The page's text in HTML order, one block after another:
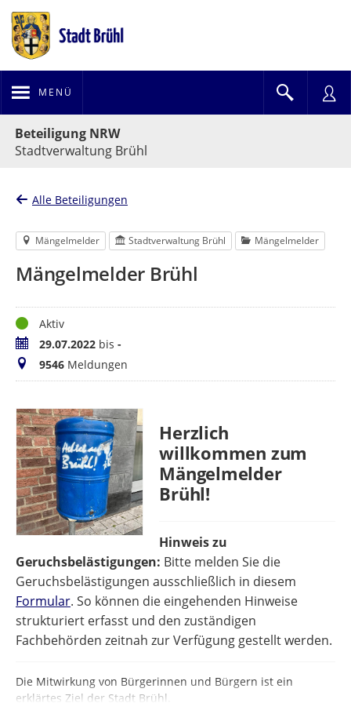
MENÜ
Beteiligung NRW
Stadtverwaltung Brühl
Alle Beteiligungen
Mängelmelder Stadtverwaltung Brühl Mängelmelder
Mängelmelder Brühl
StatusAktiv
Zeitraum29.07.2022 bis -
Meldungen
9546 Meldungen
Herzlich
willkommen zum
Mängelmelder
Brühl!
Hinweis zu
Geruchsbelästigungen: Bitte melden Sie die
Geruchsbelästigungen ausschließlich in diesem
Formular. So können die eingehenden Hinweise
strukturiert erfasst und den zuständigen
Fachbehörden zeitnah zur Verfügung gestellt werden.
Die Mitwirkung von Bürgerinnen und Bürgern ist ein
erklärtes Ziel der Stadt Brühl.